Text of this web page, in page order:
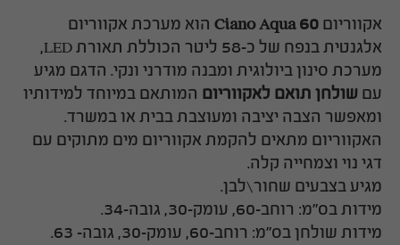
אקווריום Ciano Aqua 60 הוא מערכת אקווריום
אלגנטית בנפח של כ-58 ליטר הכוללת תאורת LED,
מערכת סינון ביולוגית ומבנה מודרני ונקי. הדגם מגיע
עם שולחן תואם לאקווריום המותאם במיוחד למידותיו
ומאפשר הצבה יציבה ומעוצבת בבית או במשרד.
האקווריום מתאים להקמת אקווריום מים מתוקים עם
דגי נוי וצמחייה קלה.
מגיע בצבעים שחור\לבן.
מידות בס"מ: רוחב-60, עומק-30, גובה-34.
מידות שולחן בס"מ: רוחב-60, עומק-30, גובה- 63.